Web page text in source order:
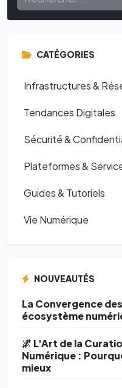
CATÉGORIES
Infrastructures &
Tendances Digitales
Sécurité &
Plateformes &
Guides & Tutoriels
Vie Numérique
NOUVEAUTÉS
La Convergence
écosystème
🌌 L'Art de la
Numérique :
mieux